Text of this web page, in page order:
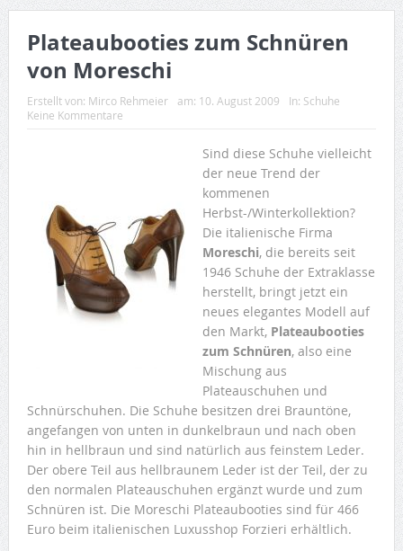
Plateaubooties zum Schnüren
von Moreschi
Erstellt von: Mirco Rehmeier am: 10. August 2009 In: Schuhe
Keine Kommentare
Sind diese Schuhe vielleicht
der neue Trend der
kommenen
Herbst-/Winterkollektion?
Die italienische Firma
Moreschi, die bereits seit
1946 Schuhe der Extraklasse
herstellt, bringt jetzt ein
neues elegantes Modell auf
den Markt, Plateaubooties
zum Schnüren, also eine
Mischung aus
Plateauschuhen und
Schnürschuhen. Die Schuhe besitzen drei Brauntöne,
angefangen von unten in dunkelbraun und nach oben
hin in hellbraun und sind natürlich aus feinstem Leder.
Der obere Teil aus hellbraunem Leder ist der Teil, der zu
den normalen Plateauschuhen ergänzt wurde und zum
Schnüren ist. Die Moreschi Plateaubooties sind für 466
Euro beim italienischen Luxusshop Forzieri erhältlich.